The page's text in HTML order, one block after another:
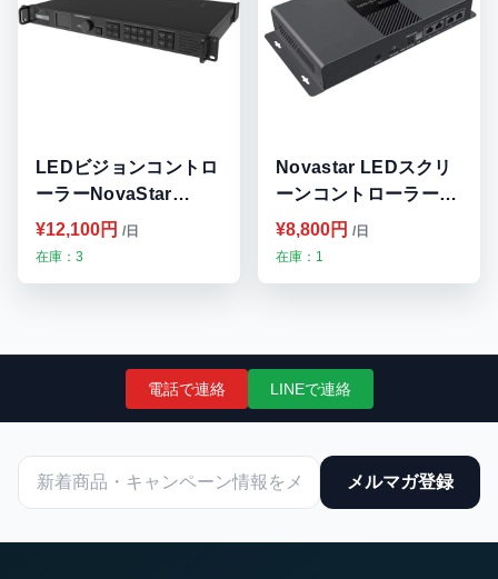
LEDビジョンコントロ
ーラーNovaStar
VX600 九州・福岡レ
ンタル
¥12,100円 /日
在庫：3
Novastar LEDスクリ
ーンコントローラー
TB60 Multimedia
Player 九州・福岡レ
¥8,800円 /日
在庫：1
電話で連絡 LINEで連絡
メルマガ登録